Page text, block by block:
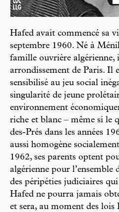
Hafed avait commencé sa
septembre 1960. Né à
famille ouvrière algérienne,
arrondissement de Paris. Il
sensibilisé au jeu social
singularité de jeune
environnement
riche et blanc – même si le
des-Prés dans les années
aussi homogène
1962, ses parents optent
algérienne pour l’ensemble
des péripéties judiciaires
Hafed ne pourra jamais
et sera, au moment des lois